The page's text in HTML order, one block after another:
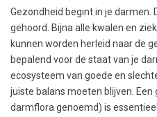
Gezondheid begint in je darmen.
gehoord. Bijna alle kwalen en
kunnen worden herleid naar de
bepalend voor de staat van je
ecosysteem van goede en
juiste balans moeten blijven.
darmflora genoemd) is